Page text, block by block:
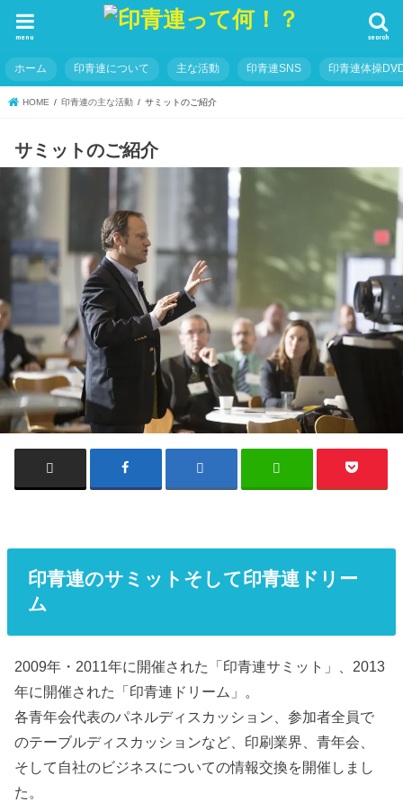
search
menu
ホーム 印青連について 主な活動 印青連SNS 印青連体操
HOME 印青連の主な活動 サミットのご紹介
サミットのご紹介
印青連のサミットそして印青連ドリー
ム
2009年・2011年に開催された「印青連サミット」、2013
年に開催された「印青連ドリーム」。
各青年会代表のパネルディスカッション、参加者全員で
のテーブルディスカッションなど、印刷業界、青年会、
そして自社のビジネスについての情報交換を開催しまし
た。